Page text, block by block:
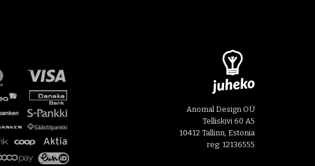
Anomal Design OÜ
Telliskivi 60 A5
10412 Tallinn, Estonia
reg: 12136555